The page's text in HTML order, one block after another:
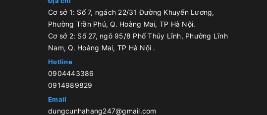
Cơ sở 1: Số 7, ngách 22/31 Đường Khuyến Lương,
Phường Trần Phú, Q. Hoàng Mai, TP Hà Nội.
Cơ sở 2: Số 27, ngõ 95/8 Phố Thúy Lĩnh, Phường Lĩnh
Nam, Q. Hoàng Mai, TP Hà Nội .
Hotline
0904443386
0914989829
Email
dungcunhahang247@gmail.com